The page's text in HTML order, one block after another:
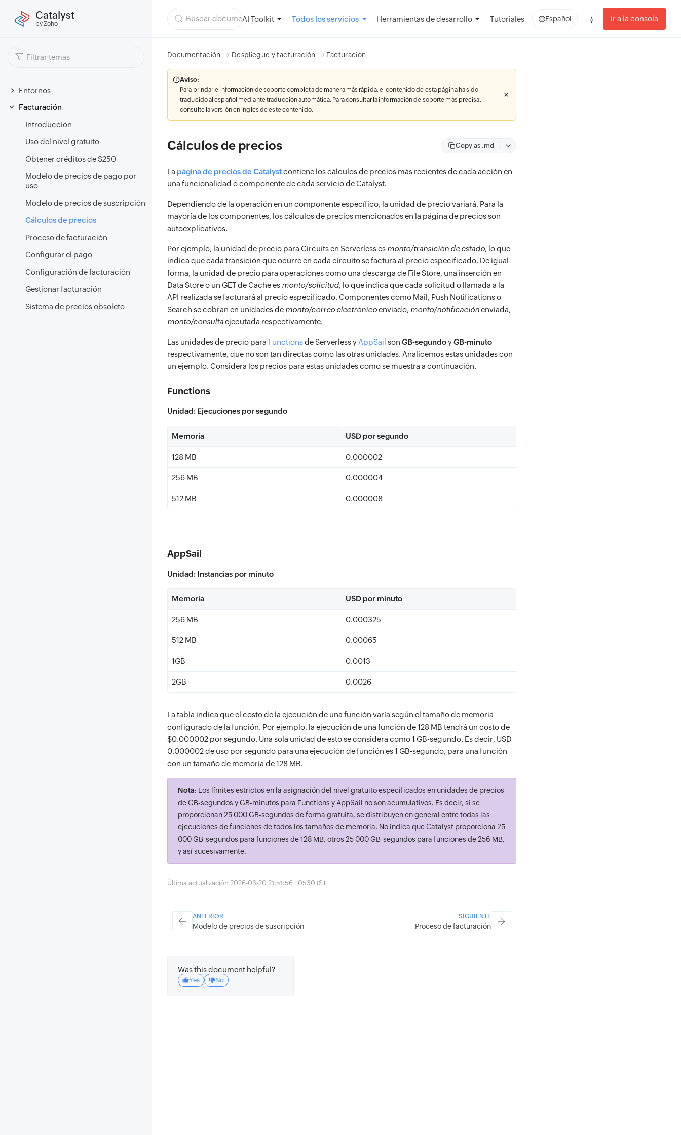
Catalyst
by Zoho
AI Toolkit Todos los servicios Herramientas de desarrollo Tutoriales Español Ir a la consola
Entornos
Facturación
Introducción
Uso del nivel gratuito
Obtener créditos de $250
Modelo de precios de pago por
uso
Modelo de precios de suscripción
Cálculos de precios
Proceso de facturación
Configurar el pago
Configuración de facturación
Gestionar facturación
Sistema de precios obsoleto
Documentación Despliegue y facturación Facturación
Aviso:
Para brindarle información de soporte completa de manera más rápida, el contenido de esta página ha sido
traducido al español mediante traducción automática. Para consultar la información de soporte más precisa,
consulte la versión en inglés de este contenido.
Cálculos de precios Copy as .md
La página de precios de Catalystcontiene los cálculos de precios más recientes de cada acción en
una funcionalidad o componente de cada servicio de Catalyst.
Dependiendo de la operación en un componente específico, la unidad de precio variará. Para la
mayoría de los componentes, los cálculos de precios mencionados en la página de precios son
autoexplicativos.
Por ejemplo, la unidad de precio para Circuits en Serverless es monto/transición de estado, lo que
indica que cada transición que ocurre en cada circuito se factura al precio especificado. De igual
forma, la unidad de precio para operaciones como una descarga de File Store, una inserción en
Data Store o un GET de Cache es monto/solicitud, lo que indica que cada solicitud o llamada a la
API realizada se facturará al precio especificado. Componentes como Mail, Push Notifications o
Search se cobran en unidades de monto/correo electrónicoenviado, monto/notificaciónenviada,
monto/consultaejecutada respectivamente.
Las unidades de precio para Functionsde Serverless y AppSail son GB-segundoyGB-minuto
respectivamente, que no son tan directas como las otras unidades. Analicemos estas unidades con
un ejemplo. Considera los precios para estas unidades como se muestra a continuación.
Functions
Unidad: Ejecuciones por segundo
Memoria USD por segundo
128 MB 0.000002
256 MB 0.000004
512 MB 0.000008
AppSail
Unidad: Instancias por minuto
Memoria USD por minuto
256 MB 0.000325
512 MB 0.00065
1GB 0.0013
2GB 0.0026
La tabla indica que el costo de la ejecución de una función varía según el tamaño de memoria
configurado de la función. Por ejemplo, la ejecución de una función de 128 MB tendrá un costo de
$0.000002 por segundo. Una sola unidad de esto se considera como 1 GB-segundo. Es decir, USD
0.000002 de uso por segundo para una ejecución de función es 1 GB-segundo, para una función
con un tamaño de memoria de 128 MB.
Nota: Los límites estrictos en la asignación del nivel gratuito especificados en unidades de precios
de GB-segundos y GB-minutos para Functions y AppSail no son acumulativos. Es decir, si se
proporcionan 25 000 GB-segundos de forma gratuita, se distribuyen en general entre todas las
ejecuciones de funciones de todos los tamaños de memoria. No indica que Catalyst proporciona 25
000 GB-segundos para funciones de 128 MB, otros 25 000 GB-segundos para funciones de 256 MB,
y así sucesivamente.
Última actualización 2026-03-20 21:51:56 +0530 IST
ANTERIOR
Modelo de precios de suscripción
SIGUIENTE
Proceso de facturación
Was this document helpful?
Yes No